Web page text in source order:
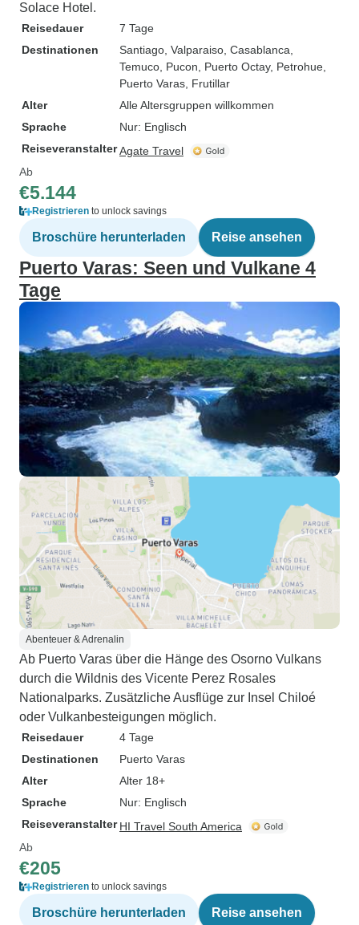
Solace Hotel.
Reisedauer
7 Tage
Destinationen
Santiago , Valparaiso , Casablanca
Temuco , Pucon , Puerto Octay, Petrohue
Puerto Varas , Frutillar
Alter
Alle Altersgruppen willkommen
Sprache
Nur: Englisch
ReiseveranstalterAgate Travel
Ab
€5.144
Registrieren to unlock savings
Broschüre herunterladen Reise ansehen
Puerto Varas: Seen und Vulkane 4
Tage
Abenteuer & Adrenalin
Ab Puerto Varas über die Hänge des Osorno Vulkans
durch die Wildnis des Vicente Perez Rosales
Nationalparks. Zusätzliche Ausflüge zur Insel Chiloé
oder Vulkanbesteigungen möglich.
Reisedauer
4 Tage
Destinationen
Puerto Varas
Alter
Alter 18+
Sprache
Nur: Englisch
Reiseveranstalter HI Travel South America
Ab
€205
Registrieren to unlock savings
Broschüre herunterladen Reise ansehen